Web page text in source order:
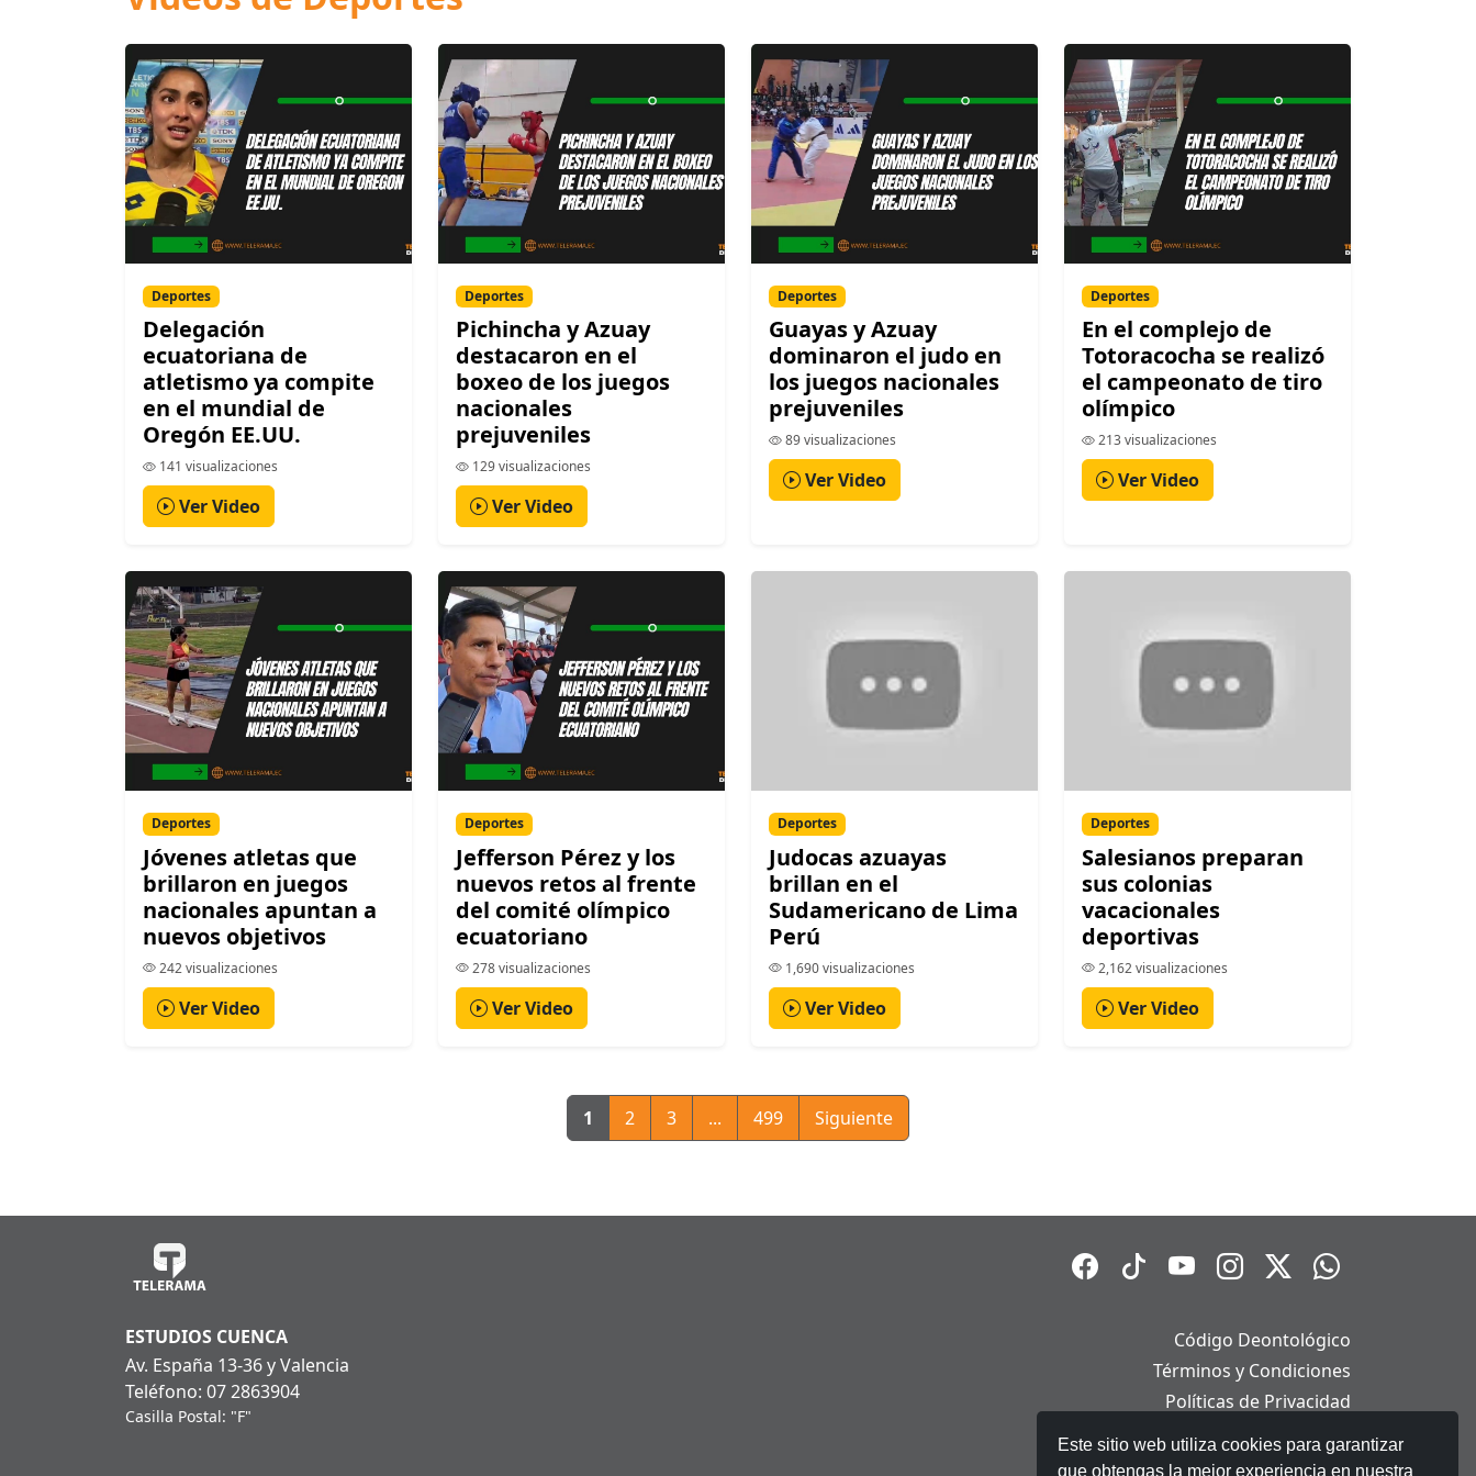
Este sitio web utiliza cookies para garantizar
que obtengas la mejor experiencia en nuestra
Deportes
Delegación
ecuatoriana de
atletismo ya compite
en el mundial de
Oregón EE.UU.
141 visualizaciones
Ver Video
Deportes
Pichincha y Azuay
destacaron en el
boxeo de los juegos
nacionales
prejuveniles
129 visualizaciones
Ver Video
Deportes
Guayas y Azuay
dominaron el judo en
los juegos nacionales
prejuveniles
89 visualizaciones
Ver Video
Deportes
En el complejo de
Totoracocha se realizó
el campeonato de tiro
olímpico
213 visualizaciones
Ver Video
Deportes
Jóvenes atletas que
brillaron en juegos
nacionales apuntan a
nuevos objetivos
242 visualizaciones
Ver Video
Deportes
Jefferson Pérez y los
nuevos retos al frente
del comité olímpico
ecuatoriano
278 visualizaciones
Ver Video
Deportes
Judocas azuayas
brillan en el
Sudamericano de Lima
Perú
1,690 visualizaciones
Ver Video
Deportes
Salesianos preparan
sus colonias
vacacionales
deportivas
2,162 visualizaciones
Ver Video
1 2 3 ... 499 Siguiente
ESTUDIOS CUENCA
Av. España 13-36 y Valencia
Teléfono: 07 2863904
Casilla Postal: "F"
Código Deontológico
Términos y Condiciones
Políticas de Privacidad
Políticas de Cookies
Aviso Legal